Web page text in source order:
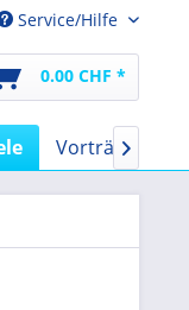
CHF
Service/Hilfe
0.00 CHF *
Vorträge
